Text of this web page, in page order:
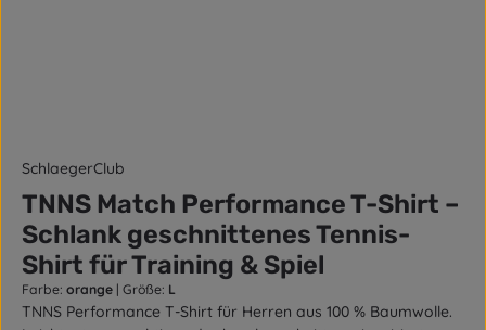
SchlaegerClub
TNNS Match Performance T-Shirt –
Schlank geschnittenes Tennis-
Shirt für Training & Spiel
Farbe: orange | Größe: L
TNNS Performance T-Shirt für Herren aus 100 % Baumwolle.